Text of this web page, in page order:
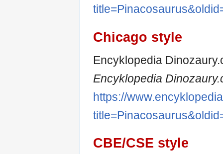
Chicago style
Encyklopedia
Encyklopedia
https://
CBE/CSE style